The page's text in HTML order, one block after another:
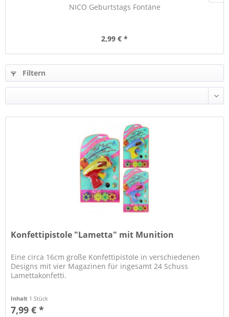
NICO Geburtstags Fontäne
2,99 € *
Filtern
Konfettipistole "Lametta" mit Munition
Eine circa 16cm große Konfettipistole in verschiedenen
Designs mit vier Magazinen für ingesamt 24 Schuss
Lamettakonfetti.
Inhalt 1 Stück
7,99 € *